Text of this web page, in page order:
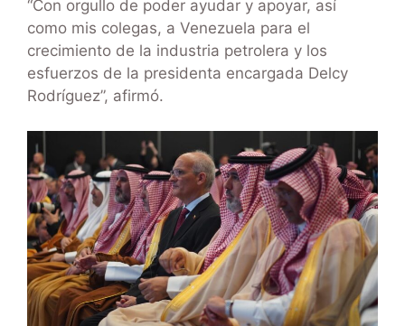
“Con orgullo de poder ayudar y apoyar, así
como mis colegas, a Venezuela para el
crecimiento de la industria petrolera y los
esfuerzos de la presidenta encargada Delcy
Rodríguez”, afirmó.